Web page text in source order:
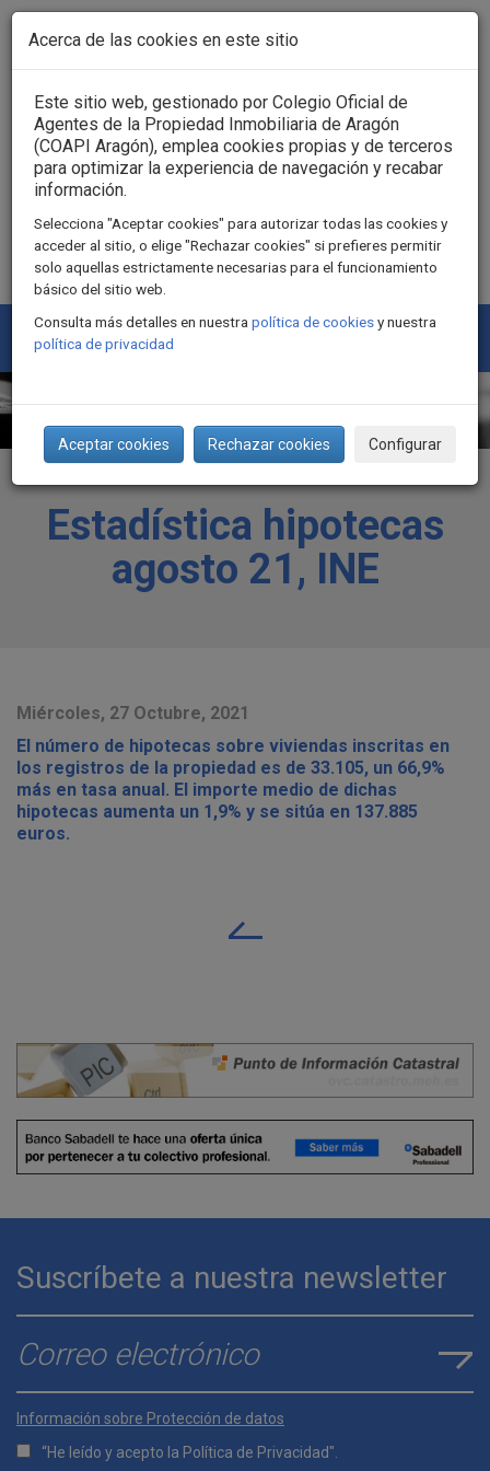
Pasar al contenido principal
Acceso usuarios
Estadística hipotecas
agosto 21, INE
Miércoles, 27 Octubre, 2021
El número de hipotecas sobre viviendas inscritas en
los registros de la propiedad es de 33.105, un 66,9%
más en tasa anual. El importe medio de dichas
hipotecas aumenta un 1,9% y se sitúa en 137.885
euros.
Suscríbete a nuestra newsletter
E-mail*
Información sobre Protección de datos
“He leído y acepto la Política de Privacidad".
Acerca de las cookies en este sitio
Este sitio web, gestionado por Colegio Oficial de
Agentes de la Propiedad Inmobiliaria de Aragón
(COAPI Aragón), emplea cookies propias y de terceros
para optimizar la experiencia de navegación y recabar
información.
Selecciona "Aceptar cookies" para autorizar todas las cookies y
acceder al sitio, o elige "Rechazar cookies" si prefieres permitir
solo aquellas estrictamente necesarias para el funcionamiento
básico del sitio web.
Consulta más detalles en nuestra política de cookiesy nuestra
política de privacidad
Aceptar cookies Rechazar cookies Configurar